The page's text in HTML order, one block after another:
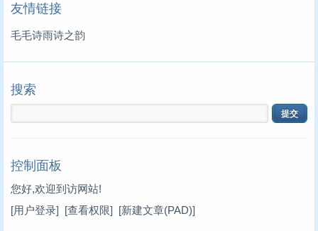
友情链接
毛毛诗雨诗之韵
搜索
控制面板
您好,欢迎到访网站!
[用户登录] [查看权限] [新建文章(PAD)]